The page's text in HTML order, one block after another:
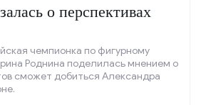
о перспективах
чемпионка по фигурному
Роднина поделилась мнением о
сможет добиться Александра